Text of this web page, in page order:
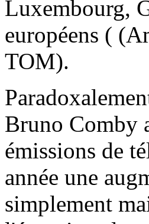
Luxembourg,
européens (
TOM).
Bruno Comby
émissions de
année une
simplement